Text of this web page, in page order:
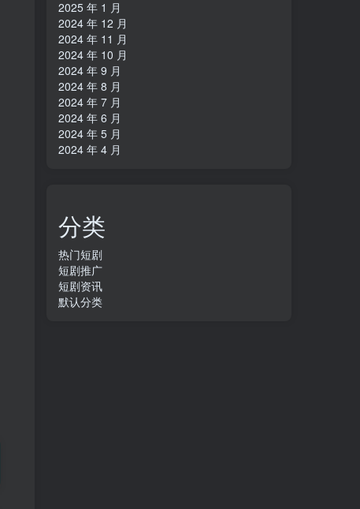
2025 年 1 月
2024 年 12 月
2024 年 11 月
2024 年 10 月
2024 年 9 月
2024 年 8 月
2024 年 7 月
2024 年 6 月
2024 年 5 月
2024 年 4 月
分类
热门短剧
短剧推广
短剧资讯
默认分类